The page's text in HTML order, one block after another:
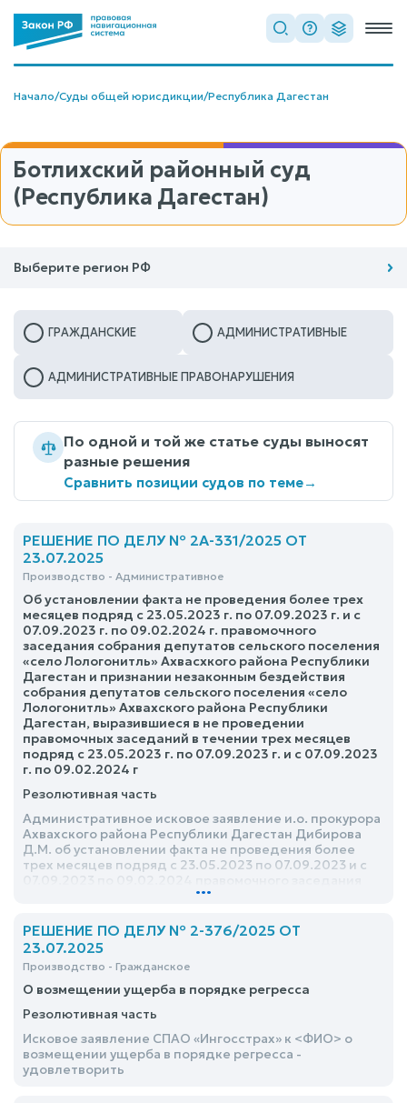
Начало/Суды общей юрисдикции/Республика Дагестан
Ботлихский районный суд
(Республика Дагестан)
Выберите регион РФ
ГРАЖДАНСКИЕ АДМИНИСТРАТИВНЫЕ
АДМИНИСТРАТИВНЫЕ ПРАВОНАРУШЕНИЯ
По одной и той же статье суды выносят
разные решения
Сравнить позиции судов по теме→
РЕШЕНИЕ ПО ДЕЛУ № 2А-331/2025 ОТ
23.07.2025
Производство - Административное
Об установлении факта не проведения более трех
месяцев подряд с 23.05.2023 г. по 07.09.2023 г. и с
07.09.2023 г. по 09.02.2024 г. правомочного
заседания собрания депутатов сельского поселения
«село Лологонитль» Ахвасхкого района Республики
Дагестан и признании незаконным бездействия
собрания депутатов сельского поселения «село
Лологонитль» Ахвахского района Республики
Дагестан, выразившиеся в не проведении
правомочных заседаний в течении трех месяцев
подряд с 23.05.2023 г. по 07.09.2023 г. и с 07.09.2023
г. по 09.02.2024 г
Резолютивная часть
Административное исковое заявление и.о. прокурора
Ахвахского района Республики Дагестан Дибирова
Д.М. об установлении факта не проведения более
трех месяцев подряд с 23.05.2023 по 07.09.2023 и с
собрания депутатов сельского поселения «село
Дагестан и признании незаконным бездействия
собрания депутатов сельского поселения «село
Лологонитль» Ахвахского района Республики
Дагестан, выразившиеся в не проведении
правомочных заседаний в течении трех месяцев
09.02.2024 - удовлетворить
...
РЕШЕНИЕ ПО ДЕЛУ № 2-376/2025 ОТ
23.07.2025
Производство - Гражданское
О возмещении ущерба в порядке регресса
Резолютивная часть
Исковое заявление СПАО «Ингосстрах» к <ФИО> о
возмещении ущерба в порядке регресса -
удовлетворить